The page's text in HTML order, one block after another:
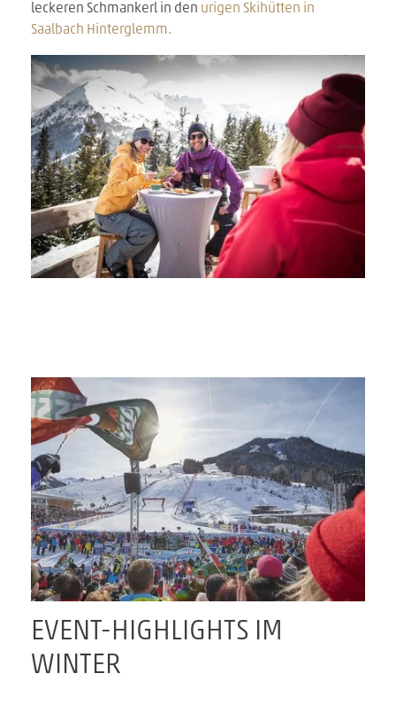
leckeren Schmankerl in den urigen Skihütten in
Saalbach Hinterglemm.
EVENT-HIGHLIGHTS IM
WINTER